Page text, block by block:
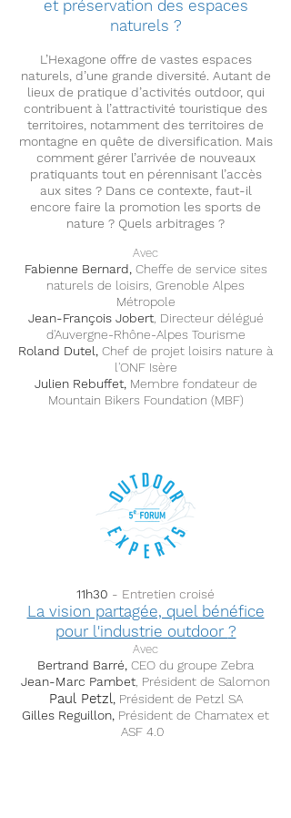
et préservation des espaces
naturels ?
L’Hexagone offre de vastes espaces
naturels, d’une grande diversité. Autant de
lieux de pratique d’activités outdoor, qui
contribuent à l’attractivité touristique des
territoires, notamment des territoires de
montagne en quête de diversification. Mais
comment gérer l’arrivée de nouveaux
pratiquants tout en pérennisant l’accès
aux sites ? Dans ce contexte, faut-il
encore faire la promotion les sports de
nature ? Quels arbitrages ?
Avec
Fabienne Bernard, Cheffe de service sites
naturels de loisirs, Grenoble Alpes
Métropole
Jean-François Jobert, Directeur délégué
d'Auvergne-Rhône-Alpes Tourisme
Roland Dutel, Chef de projet loisirs nature à
l'ONF Isère
Julien Rebuffet, Membre fondateur de
Mountain Bikers Foundation (MBF)
11h30 - Entretien croisé
La vision partagée, quel bénéfice
pour l'industrie outdoor ?
Avec
Bertrand Barré, CEO du groupe Zebra
Jean-Marc Pambet , Président de Salomon
Paul Petzl, Président de Petzl SA
Gilles Reguillon, Président de Chamatex et
ASF 4.0